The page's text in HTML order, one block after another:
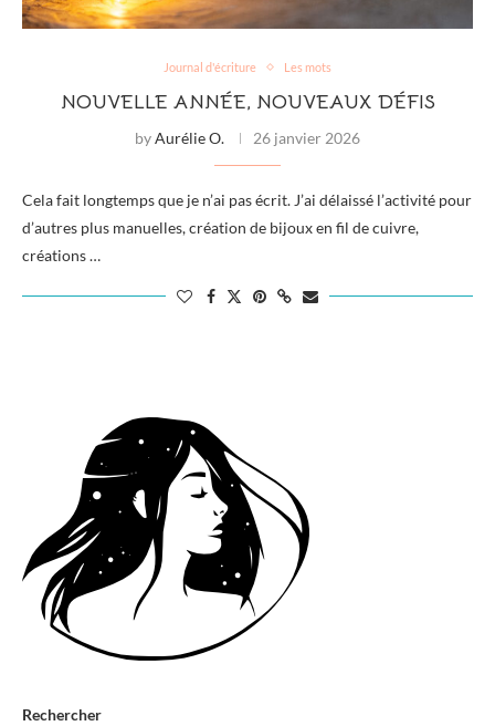
Journal d'écriture Les mots
NOUVELLE ANNÉE, NOUVEAUX DÉFIS
byAurélie O. 26 janvier 2026
Cela fait longtemps que je n’ai pas écrit. J’ai délaissé l’activité pour
d’autres plus manuelles, création de bijoux en fil de cuivre,
créations …
Rechercher